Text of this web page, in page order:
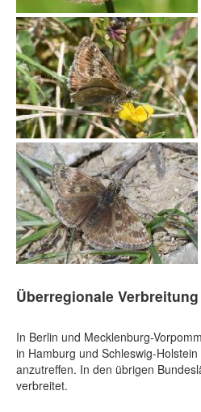
Überregionale Verbreitung
In Berlin und Mecklenburg-
in Hamburg und Schleswig-
anzutreffen. In den übrigen
verbreitet.